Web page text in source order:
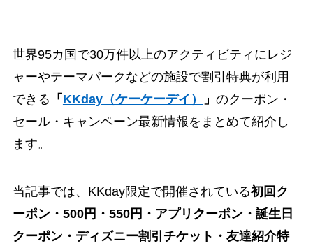
世界95カ国で30万件以上のアクティビティにレジ
ャーやテーマパークなどの施設で割引特典が利用
できる 「 KKday（ケーケーデイ） 」 のクーポン・
セール・キャンペーン最新情報をまとめて紹介し
ます。
当記事では、KKday限定で開催されている初回ク
ーポン・500円・550円・アプリクーポン・誕生日
クーポン・ディズニー割引チケット・友達紹介特